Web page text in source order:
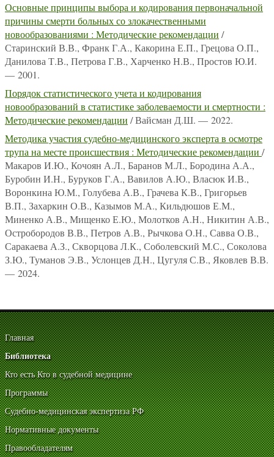
Основные принципы выбора и кодирования первоначальной
причины смерти больных со злокачественными
новообразованиями : Методические рекомендации /
Старинский В.В., Франк Г.А., Какорина Е.П., Грецова О.П.,
Данилова Т.В., Петрова Г.В., Харченко Н.В., Простов Ю.И.
— 2001.
Порядок статистического учета и кодирования
новообразований в статистике заболеваемости и смертности :
Методические рекомендации / Вайсман Д.Ш. — 2022.
Методика участия судебно-медицинского эксперта в осмотре
трупа на месте происшествия : Методические рекомендации /
Макаров И.Ю., Кочоян А.Л., Баранов М.Л., Бородина А.А.,
Буробин И.Н., Буруков Г.А., Вавилов А.Ю., Власюк И.В.,
Воронкина Ю.М., Голубева А.В., Грачева К.В., Григорьев
В.П., Захаркин О.В., Казымов М.А., Кильдюшов Е.М.,
Миненко А.В., Мищенко Е.Ю., Молотков А.Н., Никитин А.В.,
Остробородов В.В., Петров А.В., Рычкова О.Н., Савва О.В.,
Саракаева А.З., Скворцова Л.К., Соболевский М.С., Соколова
З.Ю., Туманов Э.В., Услонцев Д.Н., Цугуля С.В., Яковлев В.В.
— 2024.
Главная
Библиотека
Кто есть Кто в судебной медицине
Программы
Судебно-медицинская экспертиза РФ
Нормативные документы
Правообладателям